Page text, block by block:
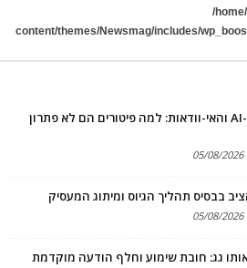
/
content/themes/Newsmag/includes/
שימור עובדים בעידן ה-AI והאי-וודאות: למה פיטורים הם לא פתרון
05/08/2026
05/08/2026
גג: חובת שימוע וחלף הודעה מוקדמת